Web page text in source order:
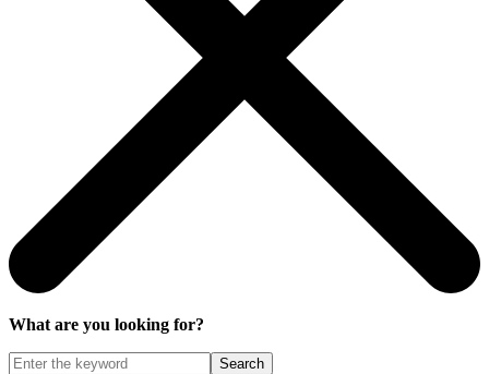
What are you looking for?
Search